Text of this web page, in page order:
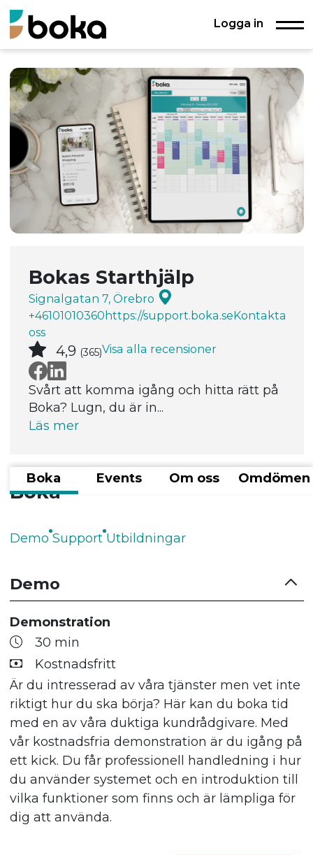
Logga in
Bokas Starthjälp
Signalgatan 7, Örebro
+46101010360 https://support.boka.seKontakta
oss
4,9 (365)Visa alla recensioner
Svårt att komma igång och hitta rätt på
Boka? Lugn, du är in...
Läs mer
Boka Events Om oss Omdömen
Boka
Demo Support Utbildningar
Demo
Demonstration
30 min
Kostnadsfritt
Är du intresserad av våra tjänster men vet inte
riktigt hur du ska börja? Här kan du boka tid
med en av våra duktiga kundrådgivare. Med
vår kostnadsfria demonstration är du igång på
ett kick. Du får professionell handledning i hur
du använder systemet och en introduktion till
vilka funktioner som finns och är lämpliga för
dig att använda.